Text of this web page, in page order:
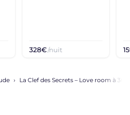
328€/nuit
La Clef des Secrets – Love room à 30